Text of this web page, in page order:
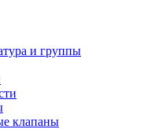
и группы
клапаны